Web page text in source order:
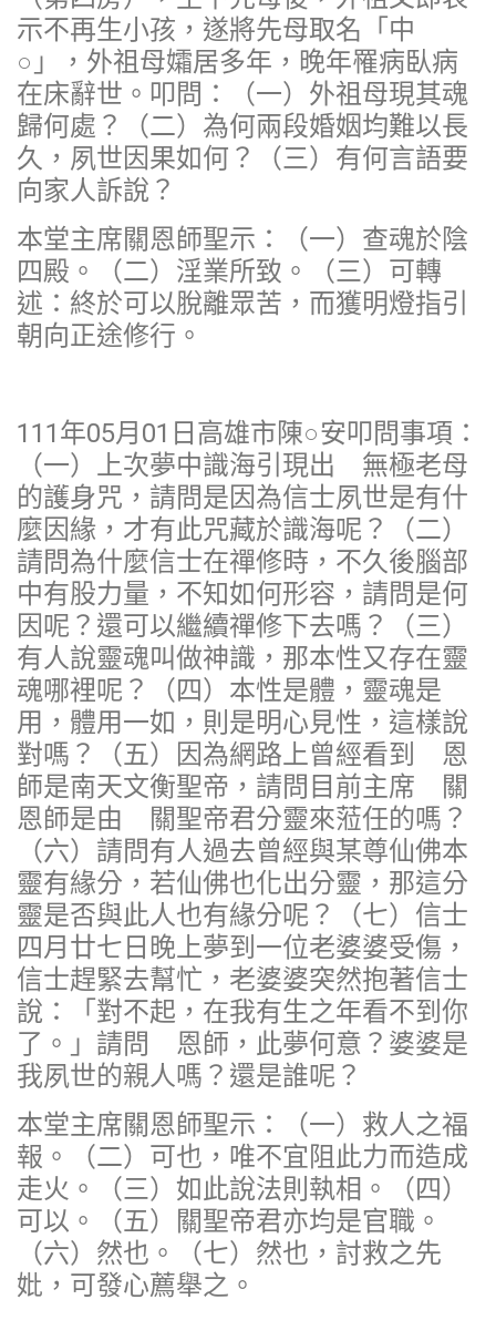
示不再生小孩，遂將先母取名「中
○」，外祖母孀居多年，晚年罹病臥病
在床辭世。叩問：（一）外祖母現其魂
歸何處？（二）為何兩段婚姻均難以長
久，夙世因果如何？（三）有何言語要
向家人訴說？
本堂主席關恩師聖示：（一）查魂於陰
四殿。（二）淫業所致。（三）可轉
述：終於可以脫離眾苦，而獲明燈指引
朝向正途修行。
111年05月01日高雄市陳○安叩問事項：
（一）上次夢中識海引現出 無極老母
的護身咒，請問是因為信士夙世是有什
麼因緣，才有此咒藏於識海呢？（二）
請問為什麼信士在禪修時，不久後腦部
中有股力量，不知如何形容，請問是何
因呢？還可以繼續禪修下去嗎？（三）
有人說靈魂叫做神識，那本性又存在靈
魂哪裡呢？（四）本性是體，靈魂是
用，體用一如，則是明心見性，這樣說
對嗎？（五）因為網路上曾經看到 恩
師是南天文衡聖帝，請問目前主席 關
恩師是由 關聖帝君分靈來蒞任的嗎？
（六）請問有人過去曾經與某尊仙佛本
靈有緣分，若仙佛也化出分靈，那這分
靈是否與此人也有緣分呢？（七）信士
四月廿七日晚上夢到一位老婆婆受傷，
信士趕緊去幫忙，老婆婆突然抱著信士
說：「對不起，在我有生之年看不到你
了。」請問 恩師，此夢何意？婆婆是
我夙世的親人嗎？還是誰呢？
本堂主席關恩師聖示：（一）救人之福
報。（二）可也，唯不宜阻此力而造成
走火。（三）如此說法則執相。（四）
可以。（五）關聖帝君亦均是官職。
（六）然也。（七）然也，討救之先
妣，可發心薦舉之。